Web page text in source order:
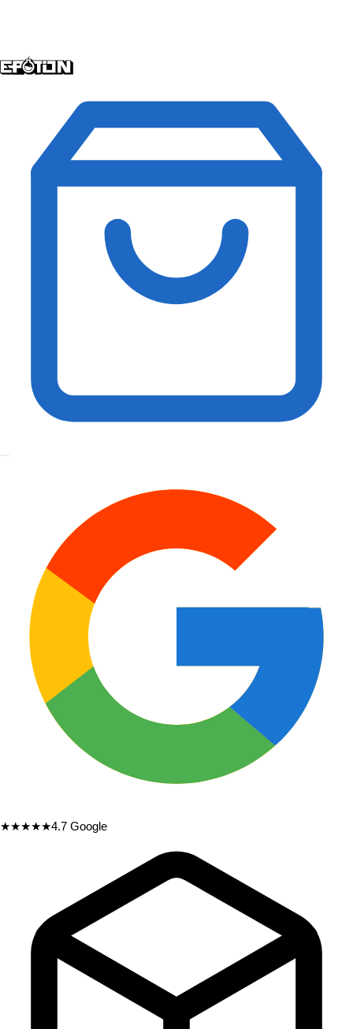
★★★★★4.7 Google